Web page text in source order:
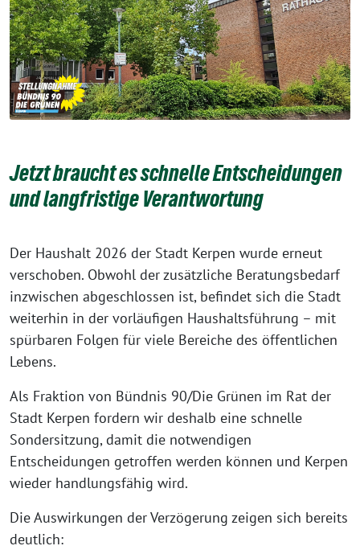
Jetzt braucht es schnelle Entscheidungen
und langfristige Verantwortung
Der Haushalt 2026 der Stadt Kerpen wurde erneut
verschoben. Obwohl der zusätzliche Beratungsbedarf
inzwischen abgeschlossen ist, befindet sich die Stadt
weiterhin in der vorläufigen Haushaltsführung – mit
spürbaren Folgen für viele Bereiche des öffentlichen
Lebens.
Als Fraktion von Bündnis 90/Die Grünen im Rat der
Stadt Kerpen fordern wir deshalb eine schnelle
Sondersitzung, damit die notwendigen
Entscheidungen getroffen werden können und Kerpen
wieder handlungsfähig wird.
Die Auswirkungen der Verzögerung zeigen sich bereits
deutlich: